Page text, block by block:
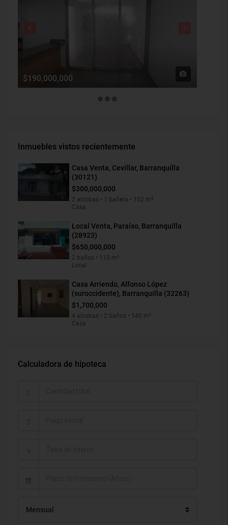
$190,000,000
Inmuebles vistos recientemente
Casa Venta, Cevillar, Barranquilla
(30121)
$300,000,000
2 alcobas • 1 bañera • 102 m²
Casa
Local Venta, Paraíso, Barranquilla
(28923)
$650,000,000
2 baños • 110 m²
Local
Casa Arriendo, Alfonso López
(suroccidente), Barranquilla (32263)
$1,700,000
4 alcobas • 2 baños • 140 m²
Casa
Calculadora de hipoteca
Mensual